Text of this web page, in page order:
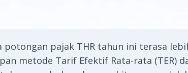
potongan pajak THR tahun ini terasa
metode Tarif Efektif Rata-rata (TER)